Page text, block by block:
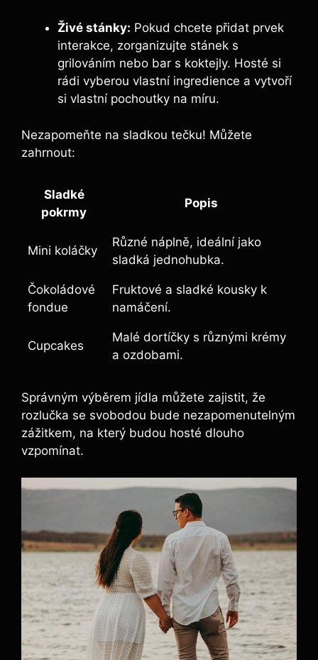
Živé stánky: Pokud chcete přidat prvek
interakce, zorganizujte stánek s
grilováním nebo bar s koktejly. Hosté si
rádi vyberou vlastní ingredience a vytvoří
si vlastní pochoutky na míru.
Nezapomeňte na sladkou tečku! Můžete
zahrnout:
Sladké
pokrmy
Popis
Mini koláčky
Různé náplně, ideální jako
sladká jednohubka.
Čokoládové
fondue
Fruktové a sladké kousky k
namáčení.
Cupcakes
Malé dortíčky s různými krémy
a ozdobami.
Správným výběrem jídla můžete zajistit, že
rozlučka se svobodou bude nezapomenutelným
zážitkem, na který budou hosté dlouho
vzpomínat.